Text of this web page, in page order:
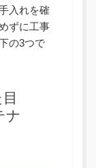
入れを確
ずに工事
の3つで
ナ